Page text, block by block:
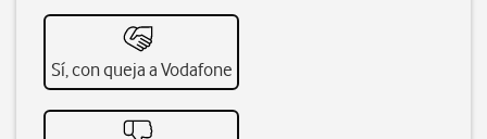
Sí, con queja a Vodafone